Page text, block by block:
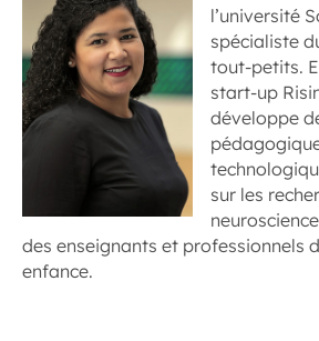
l’université
spécialiste
tout-petits.
start-up
développe
sur les
des enseignants et professionnels
enfance.